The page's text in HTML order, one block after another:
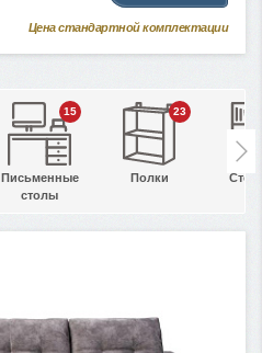
Цена стандартной комплектации
15
Письменные
столы
23
Полки